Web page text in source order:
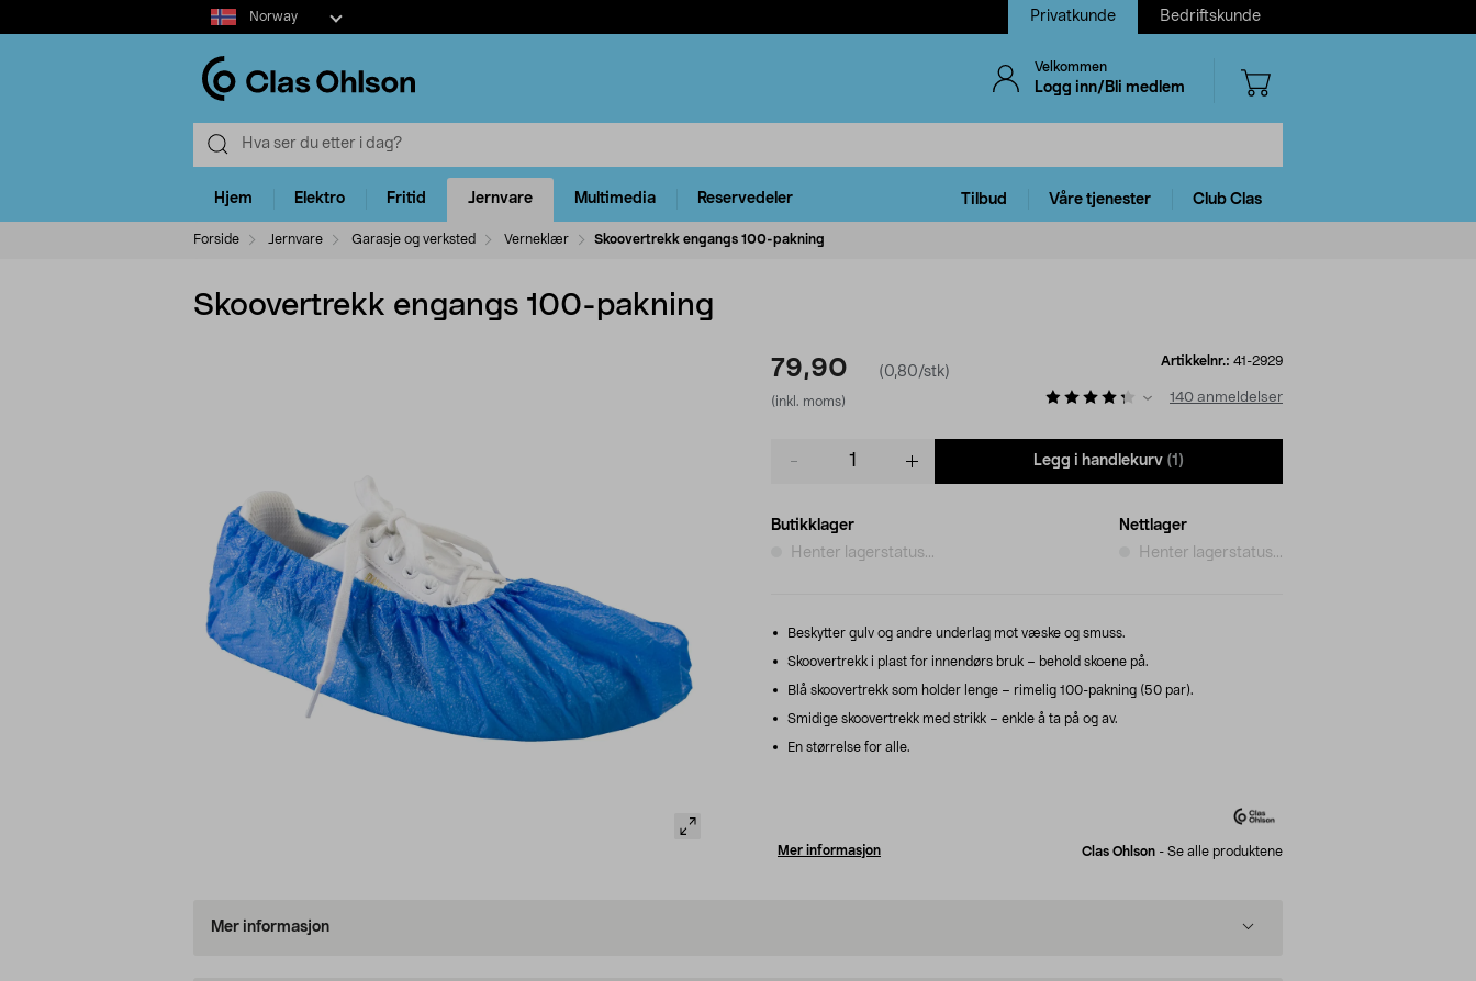
Select
market
Norway Privatkunde Bedriftskunde
Velkommen
Logg inn/Bli medlem
Hjem Elektro Fritid Jernvare Multimedia Reservedeler Tilbud Våre tjenester Club Clas
Forside Jernvare Garasje og verksted Verneklær Skoovertrekk engangs 100-pakning
Skoovertrekk engangs 100-pakning
79,90 (0,80/stk)
(inkl. moms)
Artikkelnr.: 41-2929
140 anmeldelser
Legg i handlekurv (1)
Butikklager
Henter lagerstatus...
Nettlager
Henter lagerstatus...
Beskytter gulv og andre underlag mot væske og smuss.
Skoovertrekk i plast for innendørs bruk – behold skoene på.
Blå skoovertrekk som holder lenge – rimelig 100-pakning (50 par).
Smidige skoovertrekk med strikk – enkle å ta på og av.
En størrelse for alle.
Mer informasjon Clas Ohlson - Se alle produktene
Mer informasjon